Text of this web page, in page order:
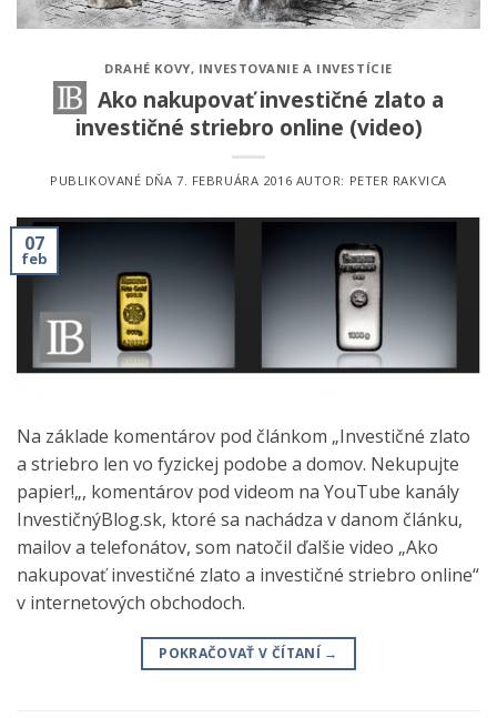
DRAHÉ KOVY, INVESTOVANIE A INVESTÍCIE
Ako nakupovať investičné zlato a
investičné striebro online (video)
PUBLIKOVANÉ DŇA7. FEBRUÁRA 2016 AUTOR: PETER RAKVICA
07
feb
Na základe komentárov pod článkom „Investičné zlato
a striebro len vo fyzickej podobe a domov. Nekupujte
papier!„, komentárov pod videom na YouTube kanály
InvestičnýBlog.sk, ktoré sa nachádza v danom článku,
mailov a telefonátov, som natočil ďalšie video „Ako
nakupovať investičné zlato a investičné striebro online“
v internetových obchodoch.
POKRAČOVAŤ V ČÍTANÍ →